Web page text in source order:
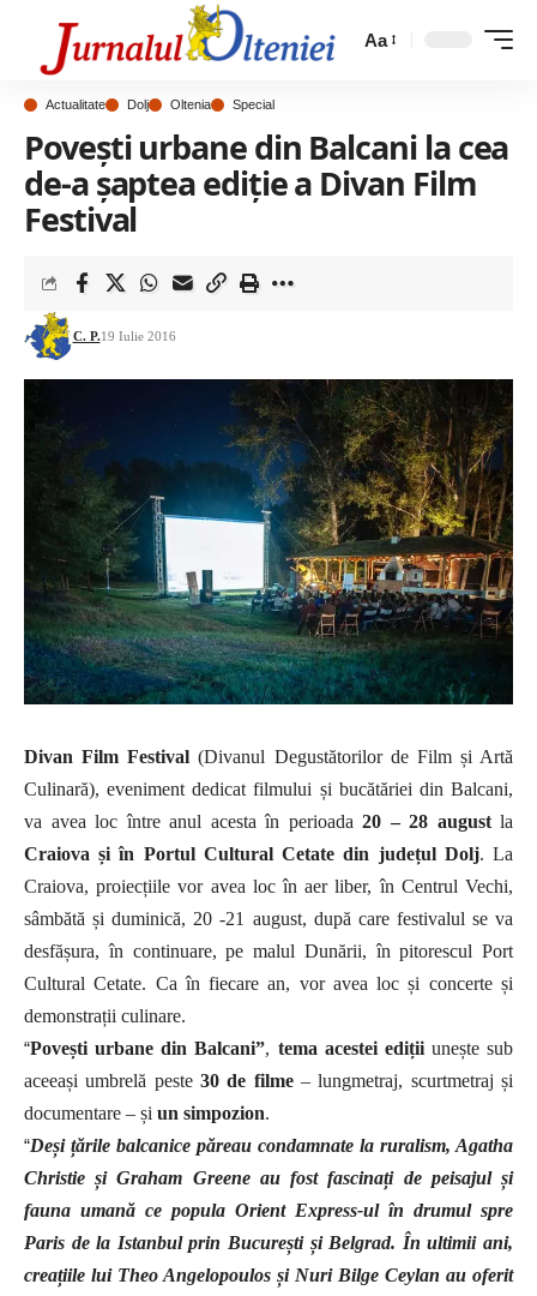
Aa
Actualitate Dolj Oltenia Special
Povești urbane din Balcani la cea
de-a șaptea ediție a Divan Film
Festival
C. P.19 Iulie 2016
Divan Film Festival(Divanul Degustătorilor de Film și Artă
Culinară), eveniment dedicat filmului și bucătăriei din Balcani,
va avea loc între anul acesta în perioada 20 – 28 augustla
Craiova și în Portul Cultural Cetate din județul Dolj. La
Craiova, proiecțiile vor avea loc în aer liber, în Centrul Vechi,
sâmbătă și duminică, 20 -21 august, după care festivalul se va
desfășura, în continuare, pe malul Dunării, în pitorescul Port
Cultural Cetate. Ca în fiecare an, vor avea locși concerte și
demonstrații culinare.
“Povești urbane din Balcani”, tema acestei edițiiunește sub
aceeași umbrelă peste30 de filme– lungmetraj, scurtmetraj și
documentare – și un simpozion.
“Deși țările balcanice păreau condamnate la ruralism, Agatha
Christie și Graham Greene au fost fascinați de peisajul și
fauna umană ce popula Orient Express-ul în drumul spre
Paris de la Istanbul prin București și Belgrad. În ultimii ani,
creațiile lui Theo Angelopoulos și Nuri Bilge Ceylan au oferit